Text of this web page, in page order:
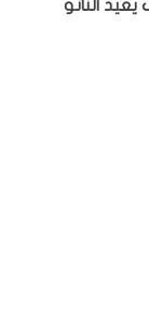
الناتو